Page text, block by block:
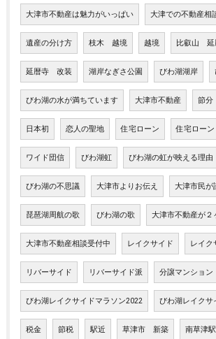
大津市不動産は魅力がいっぱい 大津での不動産相
遺産の分け方 枝木 越境 越境 比叡山 延
延暦寺 改装 湖岸なぎさ公園 びわ湖湖岸
びわ湖の水が満ちています 大津市不動産 節分
日本初 恋人の聖地 住宅ローン 住宅ロー
ワイド団信 びわ湖虹 びわ湖の虹が映える理由
びわ湖の不思議 大津市よりお伝え 大津市民が
琵琶湖周航の歌 びわ湖の歌 大津市不動産が２
大津市不動産相談受付中 レイクサイド レイク
リバーサイド リバーサイド派 分譲マンション
びわ湖レイクサイドマラソン2022 びわ湖レイクサ
税金 節税 駅近 草津市 新築 南草津